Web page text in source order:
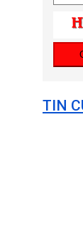
TIN